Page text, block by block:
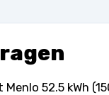
52.5 kWh